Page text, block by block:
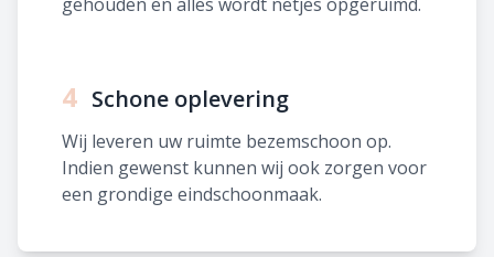
4 Schone oplevering
Wij leveren uw ruimte bezemschoon op.
Indien gewenst kunnen wij ook zorgen voor
een grondige eindschoonmaak.